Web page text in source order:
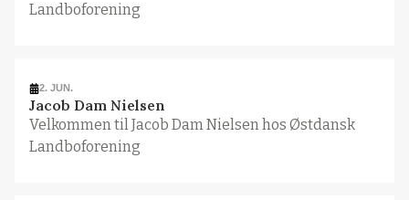
Landboforening
2. JUN.
Jacob Dam Nielsen
Velkommen til Jacob Dam Nielsen hos Østdansk
Landboforening